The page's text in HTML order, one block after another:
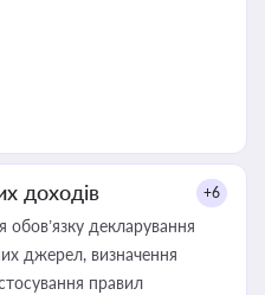
доходів +6
обов’язку декларування
джерел, визначення
правил